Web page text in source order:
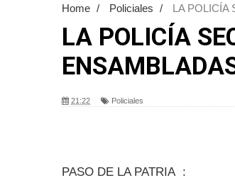
Home / Policiales /
LA POLICÍA
LA POLICÍA
21:22 Policiales
PASO DE LA PATRIA :